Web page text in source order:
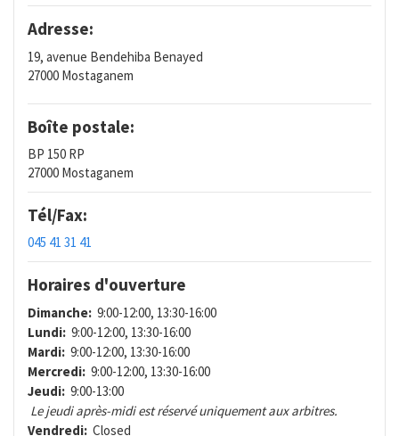
Adresse:
19, avenue Bendehiba Benayed
27000 Mostaganem
Boîte postale:
BP 150 RP
27000 Mostaganem
Tél/Fax:
045 41 31 41
Horaires d'ouverture
Dimanche: 9:00-12:00, 13:30-16:00
Lundi: 9:00-12:00, 13:30-16:00
Mardi: 9:00-12:00, 13:30-16:00
Mercredi: 9:00-12:00, 13:30-16:00
Jeudi: 9:00-13:00
Le jeudi après-midi est réservé uniquement aux arbitres.
Vendredi: Closed